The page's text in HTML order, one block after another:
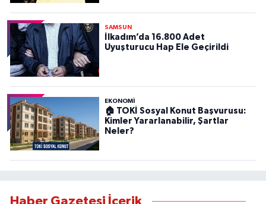
SAMSUN
İlkadım’da 16.800 Adet
Uyuşturucu Hap Ele Geçirildi
EKONOMİ
🏠 TOKİ Sosyal Konut Başvurusu:
Kimler Yararlanabilir, Şartlar
Neler?
Haber Gazetesi İçerik